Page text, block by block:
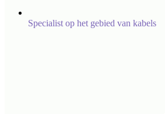
Specialist op het gebied van kabels